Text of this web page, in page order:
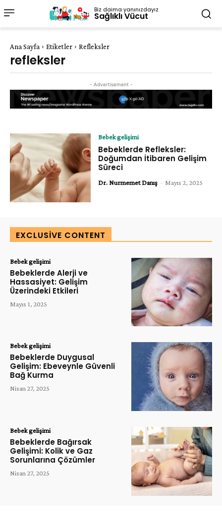
Biz daima yanınızdayız
Sağlıklı Vücut
Ana Sayfa Etiketler Refleksler
refleksler
- Advertisement -
Bebek gelişimi
Bebeklerde Refleksler:
Doğumdan İtibaren Gelişim
Süreci
Dr. Nurmemet Danış - Mayıs 2, 2025
EXCLUSIVE CONTENT
Bebek gelişimi
Bebeklerde Alerji ve
Hassasiyet: Gelişim
Üzerindeki Etkileri
Mayıs 1, 2025
Bebek gelişimi
Bebeklerde Duygusal
Gelişim: Ebeveynle Güvenli
Bağ Kurma
Nisan 27, 2025
Bebek gelişimi
Bebeklerde Bağırsak
Gelişimi: Kolik ve Gaz
Sorunlarına Çözümler
Nisan 27, 2025